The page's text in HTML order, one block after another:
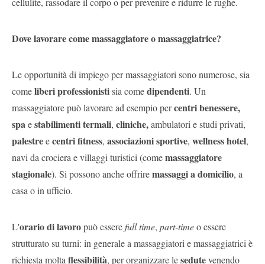
Dove lavorare come massaggiatore o massaggiatrice?
Le opportunità di impiego per massaggiatori sono numerose, sia
comeliberi professionistisia comedipendenti. Un
massaggiatore può lavorare ad esempio percentri benessere,
spaestabilimenti termali, cliniche,ambulatori e studi privati,
palestreecentri fitness, associazioni sportive, wellness hotel,
navi da crociera e villaggi turistici (comemassaggiatore
stagionale). Si possono anche offriremassaggi a domicilio, a
casa o in ufficio.
L'orario di lavoropuò esserefull time, part-timeo essere
strutturato su turni: in generale a massaggiatori e massaggiatrici è
richiesta molta flessibilità, per organizzare lesedutevenendo